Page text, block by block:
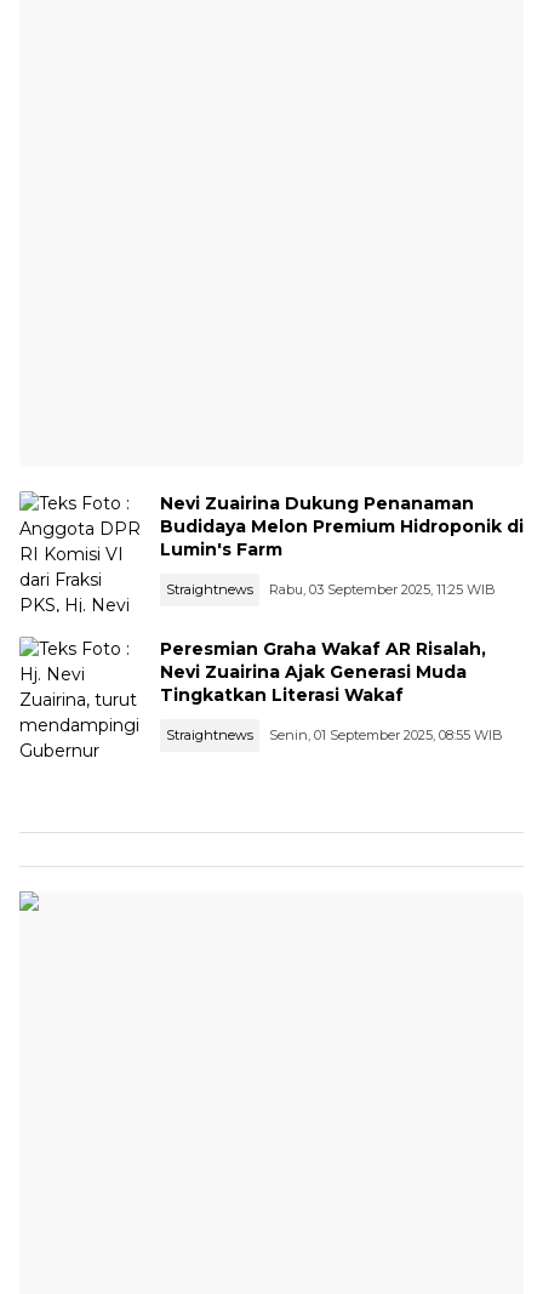
Nevi Zuairina Dukung Penanaman
Budidaya Melon Premium Hidroponik di
Lumin's Farm
Straightnews Rabu, 03 September 2025, 11:25 WIB
Peresmian Graha Wakaf AR Risalah,
Nevi Zuairina Ajak Generasi Muda
Tingkatkan Literasi Wakaf
Straightnews Senin, 01 September 2025, 08:55 WIB